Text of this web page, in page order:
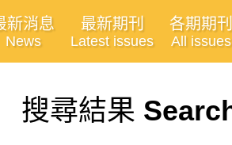
新消息
News
最新期刊
Latest issues
各期期刊
All issues
搜尋結果